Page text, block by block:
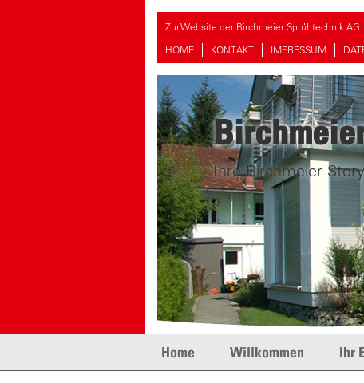
Ihre Birchmeier Story
HOME KONTAKT IMPRESSUM
Zur Website der Birchmeier Sprühtechnik AG
Skip to content
Home Willkommen Ihr